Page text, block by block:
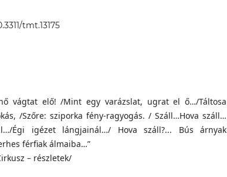
tmt.13175
vágtat elő! /Mint egy varázslat, ugrat el ő…/Táltosa
/Szőre: sziporka fény-ragyogás. / Száll…Hova száll…
Égi igézet lángjainál…/ Hova száll?... Bús árnyak
férfiak álmaiba…”
– részletek/